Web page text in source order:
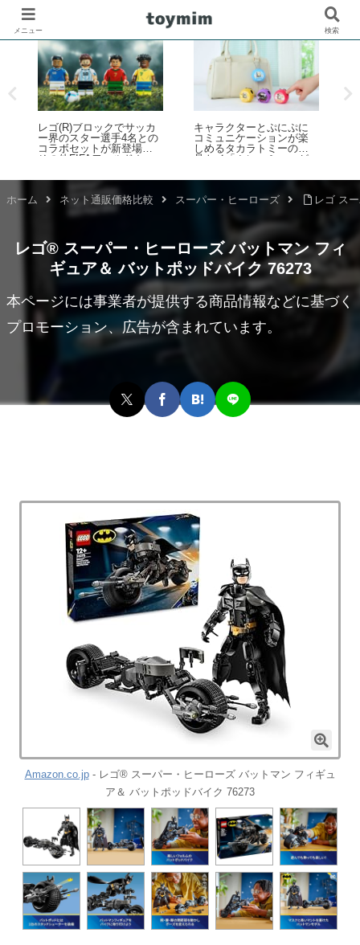
レゴ(R)ブロックでサッカ
ー界のスター選手4名との
コラボセットが新登場！
その他FIFAワールドカッ
発売【予約開始・2026年5
月・6月発売】
キャラクターとぷにぷに
コミュニケーションが楽
しめるタカラトミーの液
晶トイ「ぷにコミュ」が
弾はサンリオキャラクタ
ホーム ネット通販価格比較 スーパー・ヒーローズ レゴ ス
レゴ® スーパー・ヒーローズ バットマン フィ
ギュア＆ バットポッドバイク 76273
本ページには事業者が提供する商品情報などに基づく
プロモーション、広告が含まれています。
Amazon.co.jp- レゴ® スーパー・ヒーローズ バットマン フィギュ
ア＆ バットポッドバイク 76273
メニュー 検索